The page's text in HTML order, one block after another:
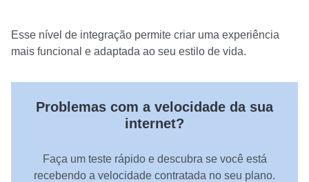
Esse nível de integração permite criar uma experiência
mais funcional e adaptada ao seu estilo de vida.
Problemas com a velocidade da sua
internet?
Faça um teste rápido e descubra se você está
recebendo a velocidade contratada no seu plano.